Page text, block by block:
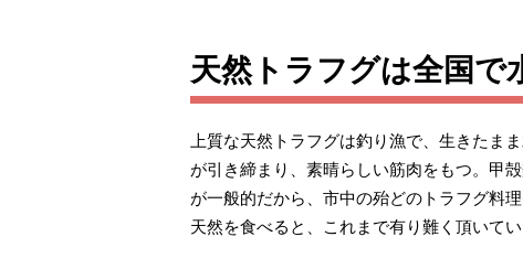
天然トラフグは全国で
上質な天然トラフグは釣り漁で、生きたま
が引き締まり、素晴らしい筋肉をもつ。甲
が一般的だから、市中の殆どのトラフグ料
天然を食べると、これまで有り難く頂いて